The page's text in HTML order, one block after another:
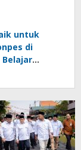
untuk
di
Belajar